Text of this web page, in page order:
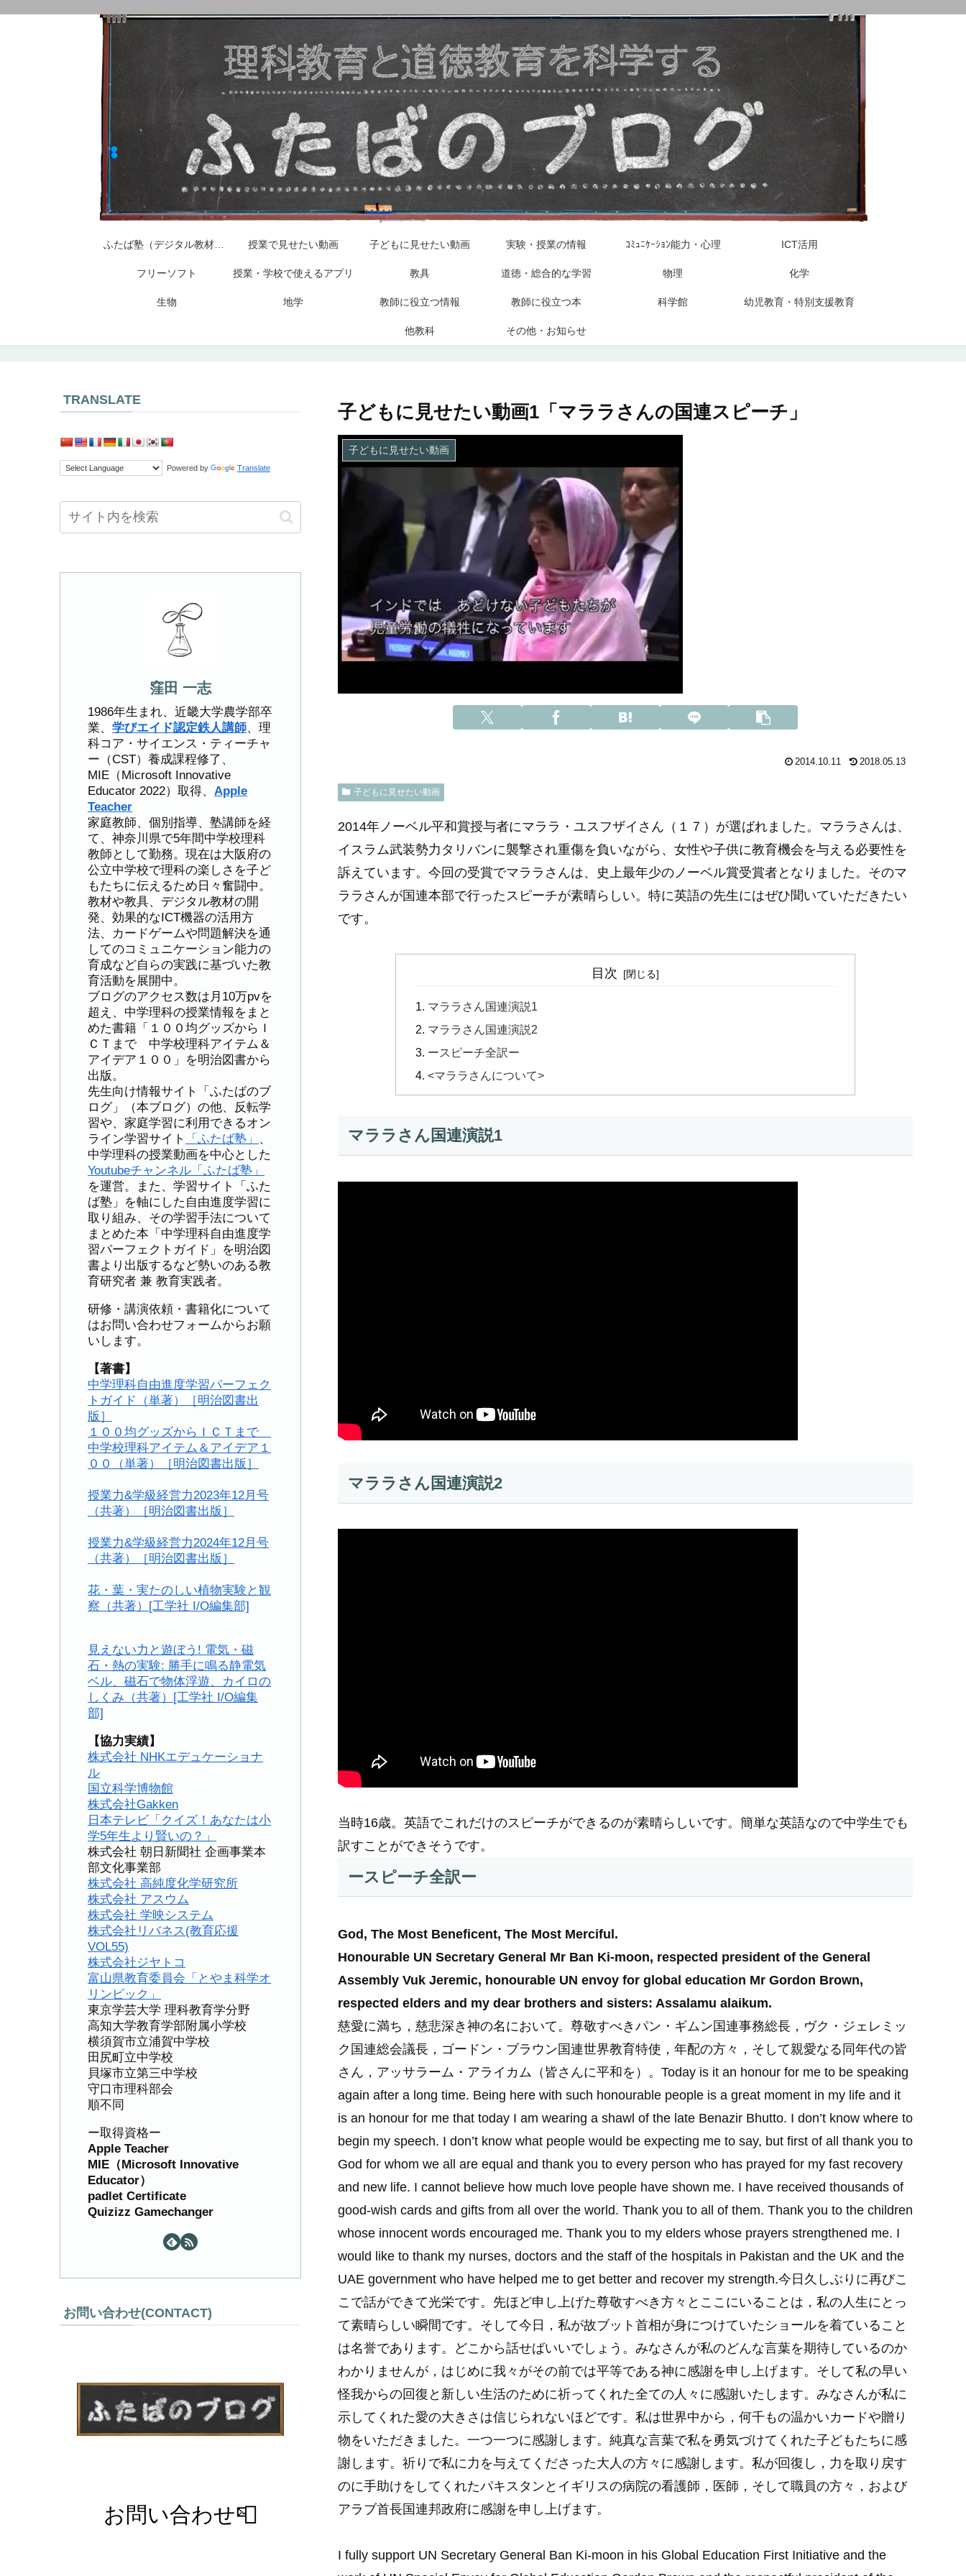
授業で見せたい動画 子どもに見せたい動画 実験・授業の情報 ｺﾐｭﾆｹｰｼｮﾝ能力・心理 ICT活用
フリーソフト 授業・学校で使えるアプリ 教具 道徳・総合的な学習 物理 化学
生物 地学 教師に役立つ情報 教師に役立つ本 科学館 幼児教育・特別支援教育
他教科 その他・お知らせ
子どもに見せたい動画1「マララさんの国連スピーチ」
子どもに見せたい動画
2014.10.11 2018.05.13
子どもに見せたい動画
2014年ノーベル平和賞授与者にマララ・ユスフザイさん（１７）が選ばれました。マララさんは、
イスラム武装勢力タリバンに襲撃され重傷を負いながら、女性や子供に教育機会を与える必要性を
訴えています。今回の受賞でマララさんは、史上最年少のノーベル賞受賞者となりました。 そのマ
ララさんが国連本部で行ったスピーチが素晴らしい。特に英語の先生にはぜひ聞いていただきたい
です。
目次
マララさん国連演説1
マララさん国連演説2
ースピーチ全訳ー
<マララさんについて>
マララさん国連演説1
マララさん国連演説2
当時16歳。英語でこれだけのスピーチができるのが素晴らしいです。簡単な英語なので中学生でも
訳すことができそうです。
ースピーチ全訳ー
God, The Most Beneficent, The Most Merciful.
Honourable UN Secretary General Mr Ban Ki-moon, respected president of the General
Assembly Vuk Jeremic, honourable UN envoy for global education Mr Gordon Brown,
respected elders and my dear brothers and sisters: Assalamu alaikum.
慈愛に満ち，慈悲深き神の名において。尊敬すべきパン・ギムン国連事務総長，ヴク・ジェレミッ
ク国連総会議長，ゴードン・ブラウン国連世界教育特使，年配の方々，そして親愛なる同年代の皆
さん，アッサラーム・アライカム（皆さんに平和を）。 Today is it an honour for me to be speaking
again after a long time. Being here with such honourable people is a great moment in my life and it
is an honour for me that today I am wearing a shawl of the late Benazir Bhutto. I don’t know where to
begin my speech. I don’t know what people would be expecting me to say, but first of all thank you to
God for whom we all are equal and thank you to every person who has prayed for my fast recovery
and new life. I cannot believe how much love people have shown me. I have received thousands of
good-wish cards and gifts from all over the world. Thank you to all of them. Thank you to the children
whose innocent words encouraged me. Thank you to my elders whose prayers strengthened me. I
would like to thank my nurses, doctors and the staff of the hospitals in Pakistan and the UK and the
UAE government who have helped me to get better and recover my strength.今日久しぶりに再びこ
こで話ができて光栄です。先ほど申し上げた尊敬すべき方々とここにいることは，私の人生にとっ
て素晴らしい瞬間です。そして今日，私が故ブット首相が身につけていたショールを着ていること
は名誉であります。どこから話せばいいでしょう。みなさんが私のどんな言葉を期待しているのか
わかりませんが，はじめに我々がその前では平等である神に感謝を申し上げます。そして私の早い
怪我からの回復と新しい生活のために祈ってくれた全ての人々に感謝いたします。みなさんが私に
示してくれた愛の大きさは信じられないほどです。私は世界中から，何千もの温かいカードや贈り
物をいただきました。一つ一つに感謝します。純真な言葉で私を勇気づけてくれた子どもたちに感
謝します。祈りで私に力を与えてくださった大人の方々に感謝します。私が回復し，力を取り戻す
のに手助けをしてくれたパキスタンとイギリスの病院の看護師，医師，そして職員の方々，および
アラブ首長国連邦政府に感謝を申し上げます。
I fully support UN Secretary General Ban Ki-moon in his Global Education First Initiative and the
TRANSLATE
Powered by Translate
窪田 一志
1986年生まれ、近畿大学農学部卒
業、 学びエイド認定鉄人講師、理
科コア・サイエンス・ティーチャ
ー（CST）養成課程修了、
MIE（Microsoft Innovative
Educator 2022）取得、 Apple
Teacher
家庭教師、個別指導、塾講師を経
て、神奈川県で5年間中学校理科
教師として勤務。現在は大阪府の
公立中学校で理科の楽しさを子ど
もたちに伝えるため日々奮闘中。
教材や教具、デジタル教材の開
発、効果的なICT機器の活用方
法、カードゲームや問題解決を通
してのコミュニケーション能力の
育成など自らの実践に基づいた教
育活動を展開中。
ブログのアクセス数は月10万pvを
超え、中学理科の授業情報をまと
めた書籍「１００均グッズからＩ
ＣＴまで 中学校理科アイテム＆
アイデア１００」を明治図書から
出版。
先生向け情報サイト「ふたばのブ
ログ」（本ブログ）の他、反転学
習や、家庭学習に利用できるオン
ライン学習サイト
「ふたば塾」
、
中学理科の授業動画を中心とした
Youtubeチャンネル「ふたば塾」
を運営。また、学習サイト「ふた
ば塾」を軸にした自由進度学習に
取り組み、その学習手法について
まとめた本「中学理科自由進度学
習パーフェクトガイド」を明治図
書より出版するなど勢いのある教
育研究者 兼 教育実践者。
研修・講演依頼・書籍化について
はお問い合わせフォームからお願
いします。
【著書】
中学理科自由進度学習パーフェク
トガイド（単著）［明治図書出
版］
１００均グッズからＩＣＴまで
中学校理科アイテム＆アイデア１
００（単著）［明治図書出版］
授業力&学級経営力2023年12月号
（共著）［明治図書出版］
授業力&学級経営力2024年12月号
（共著）［明治図書出版］
花・葉・実たのしい植物実験と観
察（共著）[工学社 I/O編集部]
見えない力と遊ぼう! 電気・磁
石・熱の実験: 勝手に鳴る静電気
ベル、磁石で物体浮遊、カイロの
しくみ（共著）[工学社 I/O編集
部]
【協力実績】
株式会社 NHKエデュケーショナ
ル
国立科学博物館
株式会社Gakken
日本テレビ「クイズ！あなたは小
学5年生より賢いの？」
株式会社 朝日新聞社 企画事業本
部文化事業部
株式会社 高純度化学研究所
株式会社 アスウム
株式会社 学映システム
株式会社リバネス(教育応援
VOL55)
株式会社ジヤトコ
富山県教育委員会「とやま科学オ
リンピック」
東京学芸大学 理科教育学分野
高知大学教育学部附属小学校
横須賀市立浦賀中学校
田尻町立中学校
貝塚市立第三中学校
守口市理科部会
順不同
ー取得資格ー
Apple Teacher
MIE（Microsoft Innovative
Educator）
padlet Certificate
Quizizz Gamechanger
お問い合わせ(CONTACT)